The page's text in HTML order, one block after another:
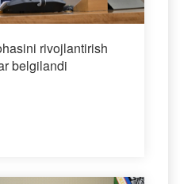
rivojlantirish
belgilandi